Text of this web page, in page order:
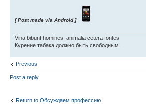
[ Post made via Android ]
Vina bibunt homines, animalia cetera fontes
Курение табака должно быть свободным.
Previous
Post a reply
Return to Обсуждаем профессию